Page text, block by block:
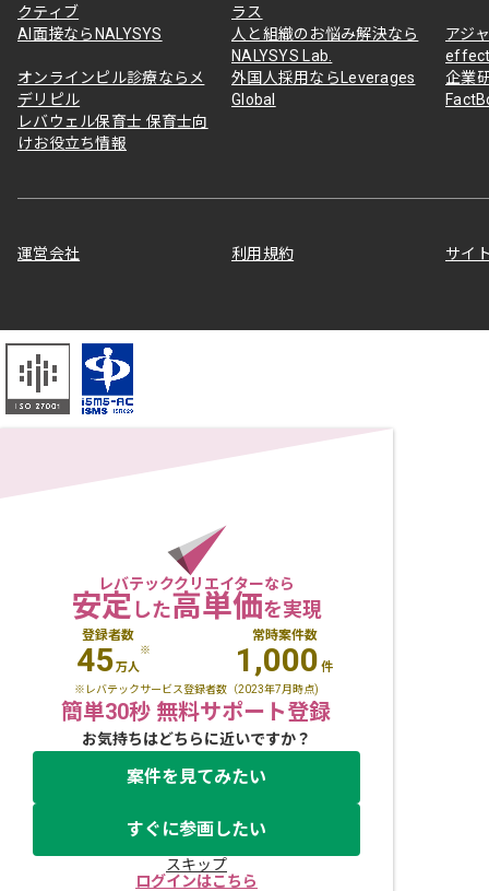
クティブ
ラス
AI面接ならNALYSYS
人と組織のお悩み解決なら
NALYSYS Lab.
アジ
オンラインピル診療ならメ
デリピル
外国人採用ならLeverages
Global
企業
レバウェル保育士 保育士向
けお役立ち情報
運営会社 利用規約 サイ
レバテッククリエイターなら
安定した高単価を実現
登録者数
45万人
※
常時案件数
1,000 件
※レバテックサービス登録者数（2023年7月時点)
簡単30秒 無料サポート登録
お気持ちはどちらに近いですか？
案件を見てみたい
すぐに参画したい
スキップ
ログインはこちら